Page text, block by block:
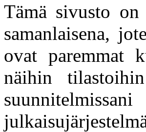
Tämä sivusto
samanlaisena,
ovat paremmat
näihin